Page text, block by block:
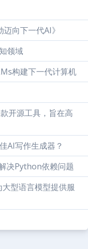
向下一代AI》
领域
构建下一代计算机
开源工具，旨在高
AI写作生成器？
决Python依赖问题
型语言模型提供服